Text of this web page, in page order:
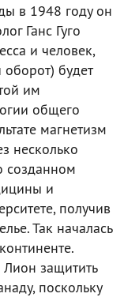
в 1948 году он
Ганс Гуго
и человек,
будет
им
общего
магнетизм
несколько
созданном
и
получив
Так началась
защитить
поскольку